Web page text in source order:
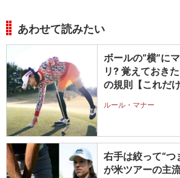
あわせて読みたい
ボールの“横”に
リ? 覚えておき
の規則【これだ
ルール・マナー
右手は絞って“つ
が米ツアーの主